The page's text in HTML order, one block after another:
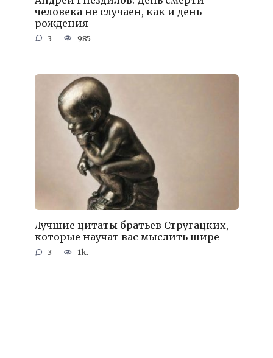
человека не случаен, как и день
рождения
3 985
Лучшие цитаты братьев Стругацких,
которые научат вас мыслить шире
3 1k.